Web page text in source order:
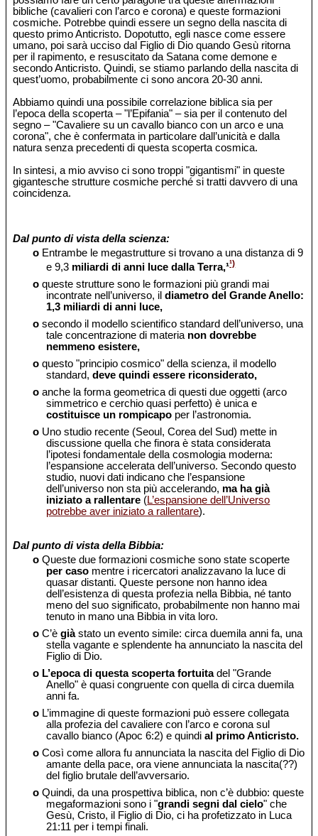
bibliche (cavalieri con l’arco e corona) e queste formazioni
cosmiche. Potrebbe quindi essere un segno della nascita di
questo primo Anticristo. Dopotutto, egli nasce come essere
umano, poi sarà ucciso dal Figlio di Dio quando Gesù ritorna
per il rapimento, e resuscitato da Satana come demone e
secondo Anticristo. Quindi, se stiamo parlando della nascita di
quest’uomo, probabilmente ci sono ancora 20-30 anni.
Abbiamo quindi una possibile correlazione biblica sia per
l’epoca della scoperta – "l’Epifania" – sia per il contenuto del
segno – "Cavaliere su un cavallo bianco con un arco e una
corona", che è confermata in particolare dall’unicità e dalla
natura senza precedenti di questa scoperta cosmica.
In sintesi, a mio avviso ci sono troppi "gigantismi" in queste
gigantesche strutture cosmiche perché si tratti davvero di una
coincidenza.
Dal punto di vista della scienza:
o Entrambe le megastrutture si trovano a una distanza di 9
e 9,3 miliardi di anni luce dalla Terra,¹¹)
o queste strutture sono le formazioni più grandi mai
incontrate nell’universo, ildiametro del Grande Anello:
1,3 miliardi di anni luce,
o secondo il modello scientifico standard dell’universo, una
tale concentrazione di materia non dovrebbe
nemmeno esistere,
o questo "principio cosmico" della scienza, il modello
standard,deve quindi essere riconsiderato,
o anche la forma geometrica di questi due oggetti (arco
simmetrico e cerchio quasi perfetto) è unica e
costituisce un rompicapo per l’astronomia.
o Uno studio recente (Seoul, Corea del Sud) mette in
discussione quella che finora è stata considerata
l’ipotesi fondamentale della cosmologia moderna:
l’espansione accelerata dell’universo. Secondo questo
studio, nuovi dati indicano che l’espansione
dell’universo non sta più accelerando, ma ha già
iniziato a rallentare (L’espansione dell’Universo
potrebbe aver iniziato a rallentare).
Dal punto di vista della Bibbia:
o Queste due formazioni cosmiche sono state scoperte
per caso mentre i ricercatori analizzavano la luce di
quasar distanti. Queste persone non hanno idea
dell’esistenza di questa profezia nella Bibbia, né tanto
meno del suo significato, probabilmente non hanno mai
tenuto in mano una Bibbia in vita loro.
o C’ègiàstato un evento simile: circa duemila anni fa, una
stella vagante e splendente ha annunciato la nascita del
Figlio di Dio.
o L’epoca di questa scoperta fortuitadel "Grande
Anello" è quasi congruente con quella di circa duemila
anni fa.
o L’immagine di queste formazioni può essere collegata
alla profezia del cavaliere con l’arco e corona sul
cavallo bianco (Apoc 6:2) e quindial primo Anticristo.
o Così come allora fu annunciata la nascita del Figlio di Dio
amante della pace, ora viene annunciata la nascita(??)
del figlio brutale dell’avversario.
o Quindi, da una prospettiva biblica, non c’è dubbio: queste
megaformazioni sono i "grandi segni dal cielo" che
Gesù, Cristo, il Figlio di Dio, ci ha profetizzato in Luca
21:11 per i tempi finali.